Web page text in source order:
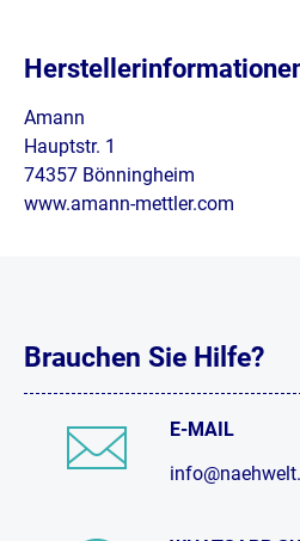
Amann
Hauptstr. 1
74357 Bönningheim
www.amann-mettler.com
Brauchen Sie Hilfe?
E-MAIL